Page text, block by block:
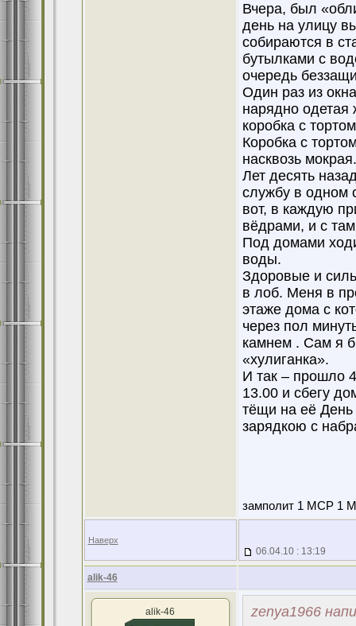
Вчера, был
день на улицу
собираются в
бутылками с
очередь
Один раз из
нарядно одетая
коробка с
Коробка с
насквозь мокрая.
Лет десять
службу в одном
вот, в каждую
вёдрами, и с
Под домами
воды.
Здоровые и
в лоб. Меня в
этаже дома с
через пол
камнем . Сам я
«хулиганка».
И так – прошло
13.00 и сбегу
тёщи на её День
зарядкою с
замполит 1 МСР 1
Наверх
06.04.10 : 13:19
alik-46
alik-46 zenya1966